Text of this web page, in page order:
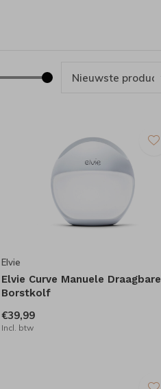
Elvie
Elvie Curve Manuele Draagbare
Borstkolf
€39,99
Incl. btw